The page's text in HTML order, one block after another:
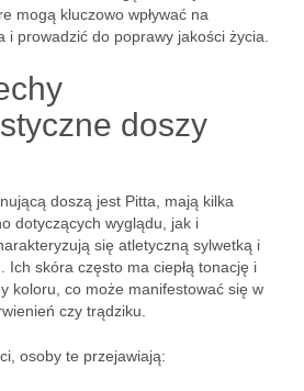
mogą kluczowo wpływać na
i prowadzić do poprawy jakości życia.
doszy
doszą jest Pitta, mają kilka
dotyczących wyglądu, jak i
się atletyczną sylwetką i
Ich skóra często ma ciepłą tonację i
koloru, co może manifestować się w
czy trądziku.
osoby te przejawiają: